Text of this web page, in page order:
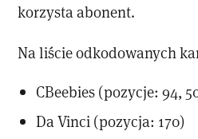
korzysta abonent.
Na liście odkodowanych
CBeebies (pozycje: 94,
Da Vinci (pozycja: 170)